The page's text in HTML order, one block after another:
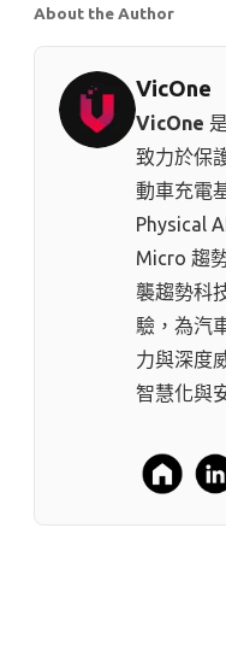
About the Author
VicOne
VicOne
致力於保
動車充電
Physical
Micro 趨
襲趨勢科
驗，為汽
力與深度
智慧化與